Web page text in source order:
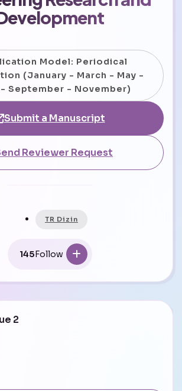
Model: Periodical
(January - March - May -
September - November)
Submit a Manuscript
Reviewer Request
TR Dizin
145Follow
2